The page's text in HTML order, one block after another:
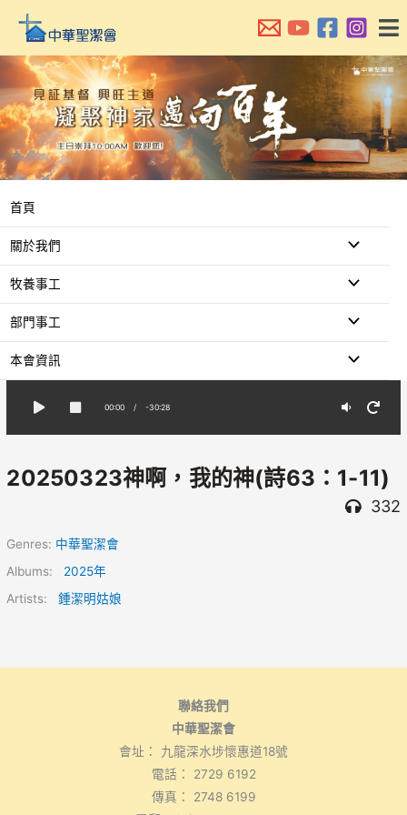
主
內
容
首頁
關於我們
牧養事工
部門事工
本會資訊
00:00 / -30:28
20250323神啊，我的神(詩63：1-11)
332
Genres: 中華聖潔會
Albums: 2025年
Artists:鍾潔明姑娘
聯絡我們
中華聖潔會
會址： 九龍深水埗懷惠道18號
電話： 2729 6192
傳真： 2748 6199